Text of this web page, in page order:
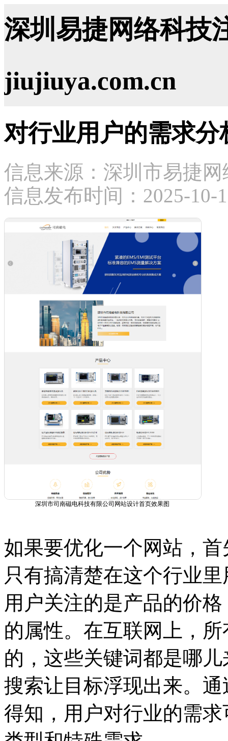
深圳易捷网络科技
jiujiuya.com.cn
对行业用户的需求
信息来源：深圳市易捷
信息发布时间：2025-10-
深圳市司南磁电科技有限公司网站设计首页效果图
如果要优化一个网站，
只有搞清楚在这个行业
用户关注的是产品的价
的属性。在互联网上，
的，这些关键词都是哪
搜索让目标浮现出来。
得知，用户对行业的需